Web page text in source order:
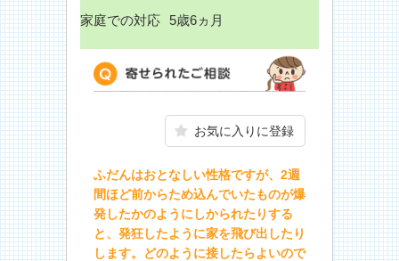
家庭での対応 5歳6ヵ月
お気に入りに登録
ふだんはおとなしい性格ですが、2週
間ほど前からため込んでいたものが爆
発したかのようにしかられたりする
と、発狂したように家を飛び出したり
します。どのように接したらよいので